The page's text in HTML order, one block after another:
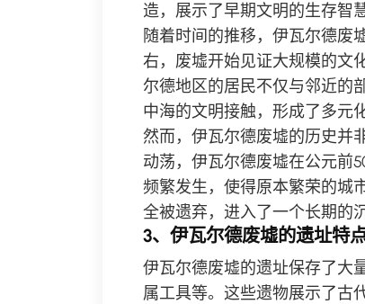
造，展示了早期文明的生存智慧
随着时间的推移，伊瓦尔德废
右，废墟开始见证大规模的文
尔德地区的居民不仅与邻近的
中海的文明接触，形成了多元
然而，伊瓦尔德废墟的历史并
动荡，伊瓦尔德废墟在公元前
频繁发生，使得原本繁荣的城
全被遗弃，进入了一个长期的
3、伊瓦尔德废墟的遗址特
伊瓦尔德废墟的遗址保存了大
属工具等。这些遗物展示了古